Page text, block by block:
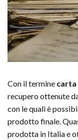
Con il termine carta
recupero ottenute
con le quali è
prodotto finale.
prodotta in Italia e